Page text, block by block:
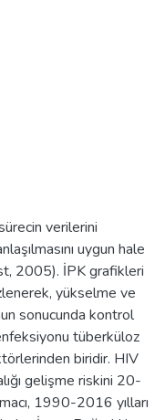
verilerini
uygun hale
2005). İPK grafikleri
yükselme ve
sonucunda kontrol
tüberküloz
biridir. HIV
gelişme riskini 20-
1990-2016 yılları